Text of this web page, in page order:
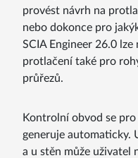
provést návrh na
nebo dokonce pro
SCIA Engineer 26.0
protlačení také pro
průřezů.
Kontrolní obvod se
generuje automaticky.
a u stěn může uživatel